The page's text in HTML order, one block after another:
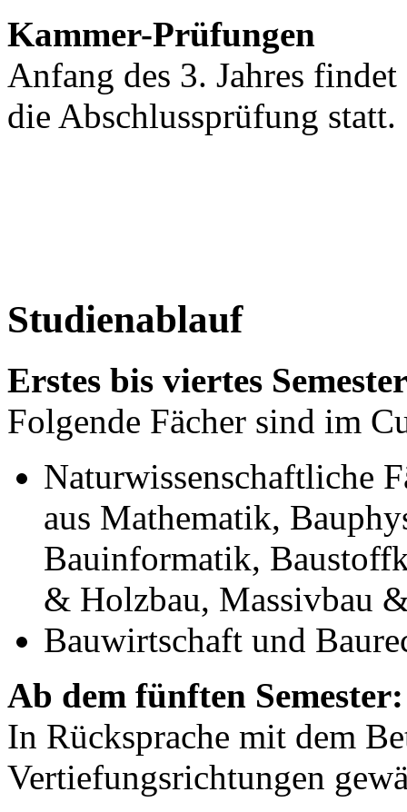
Kammer-Prüfungen
Anfang des 3. Jahres
die Abschlussprüfung statt.
Studienablauf
Erstes bis viertes
Folgende Fächer sind im
Naturwissenschaftliche
aus Mathematik,
Bauinformatik,
& Holzbau, Massivbau
Bauwirtschaft und
Ab dem fünften
In Rücksprache mit dem
Vertiefungsrichtungen